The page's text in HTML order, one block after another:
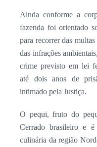
Ainda conforme a
fazenda foi orientado
para recorrer das
das infrações
crime previsto em lei
até dois anos de
intimado pela Justiça.
O pequi, fruto do
Cerrado brasileiro e
culinária da região